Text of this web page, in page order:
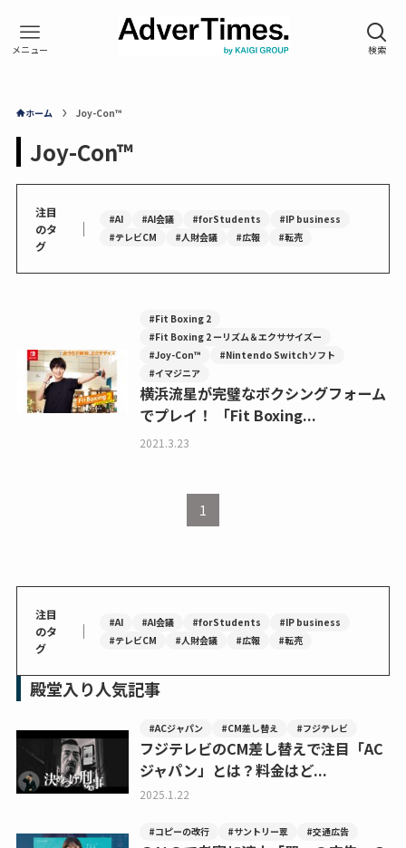
ホーム Joy-Con™
Joy-Con™
注目
のタ
グ
｜ #AI #AI会議 #forStudents
#IP business
#テレビCM
#人財会議 #広報 #転売
#Fit Boxing 2
#Fit Boxing 2 ーリズム＆エクササイズー
#Joy-Con™
#Nintendo Switchソフト
#イマジニア
横浜流星が完璧なボクシングフォーム
でプレイ！ 「Fit Boxing...
2021.3.23
1
注目
のタ
グ
｜ #AI #AI会議 #forStudents
#IP business
#テレビCM
#人財会議 #広報 #転売
殿堂入り人気記事
#ACジャパン #CM差し替え #フジテレビ
フジテレビのCM差し替えで注目「AC
ジャパン」とは？料金はど...
2025.1.22
#コピーの改行 #サントリー翠 #交通広告